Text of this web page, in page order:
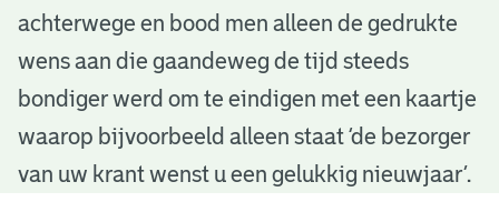
e
u
w
achterwege en bood men alleen de gedrukte
wens aan die gaandeweg de tijd steeds
bondiger werd om te eindigen met een kaartje
waarop bijvoorbeeld alleen staat ‘de bezorger
van uw krant wenst u een gelukkig nieuwjaar’.